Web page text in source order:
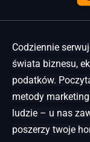
Codziennie
świata biznesu,
podatków.
metody
ludzie – u nas
poszerzy twoje